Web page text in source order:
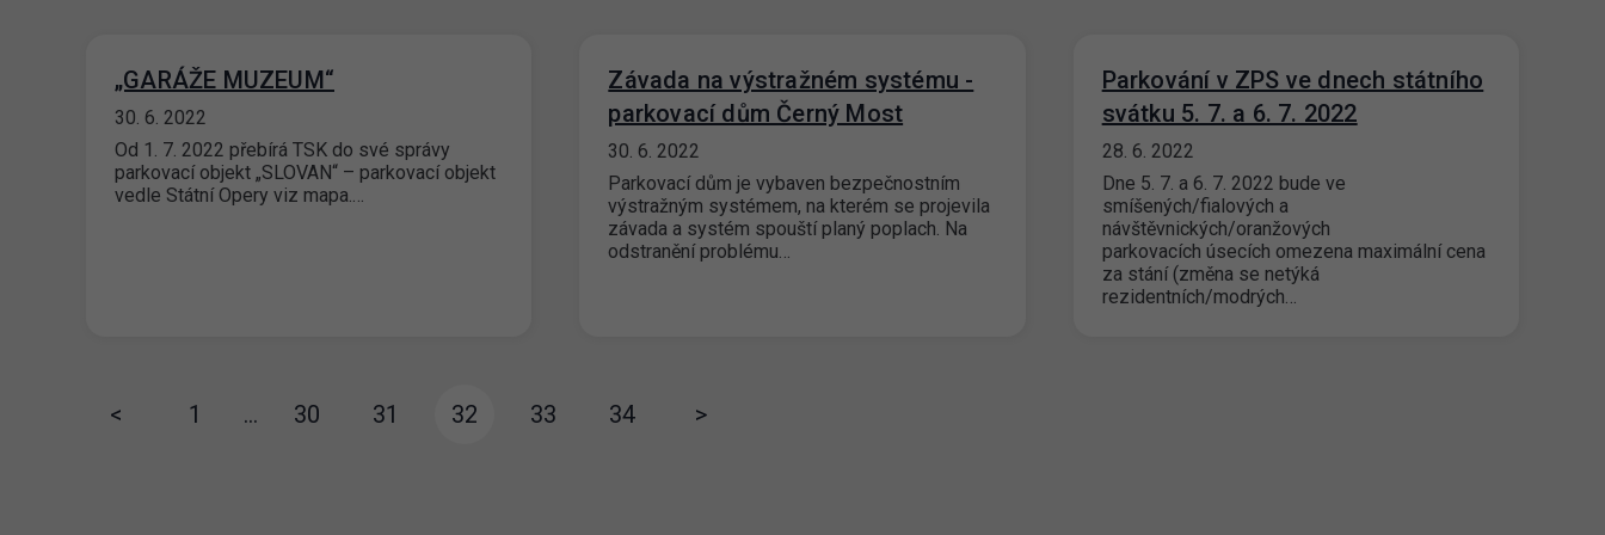
„GARÁŽE MUZEUM“
30. 6. 2022
Od 1. 7. 2022 přebírá TSK do své správy
parkovací objekt „SLOVAN“ – parkovací objekt
vedle Státní Opery viz mapa.…
Závada na výstražném systému -
parkovací dům Černý Most
30. 6. 2022
Parkovací dům je vybaven bezpečnostním
výstražným systémem, na kterém se projevila
závada a systém spouští planý poplach. Na
odstranění problému…
Parkování v ZPS ve dnech státního
svátku 5. 7. a 6. 7. 2022
28. 6. 2022
Dne 5. 7. a 6. 7. 2022 bude ve
smíšených/fialových a
návštěvnických/oranžových
parkovacích úsecích omezena maximální cena
za stání (změna se netýká
rezidentních/modrých…
< 1 … 30 31 32 33 34 >